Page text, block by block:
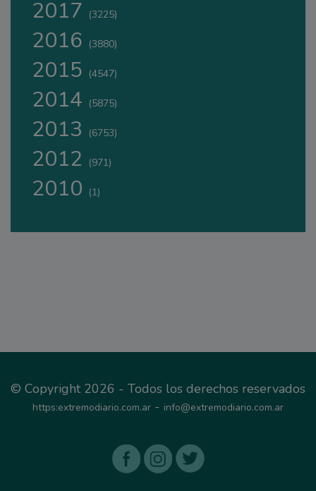
2017 (3225)
2016 (3880)
2015 (4547)
2014 (5875)
2013 (6753)
2012 (971)
2010 (1)
© Copyright 2026 - Todos los derechos reservados
https:extremodiario.com.ar - info@extremodiario.com.ar